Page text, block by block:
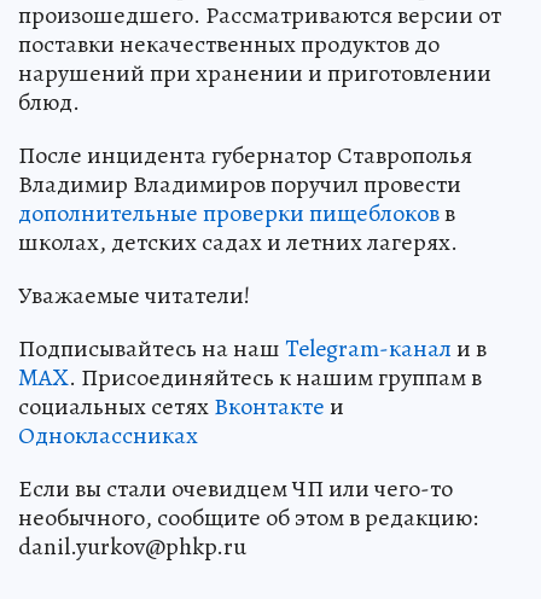
произошедшего. Рассматриваются версии от
поставки некачественных продуктов до
нарушений при хранении и приготовлении
блюд.
После инцидента губернатор Ставрополья
Владимир Владимиров поручил провести
дополнительные проверки пищеблоковв
школах, детских садах и летних лагерях.
Уважаемые читатели!
Подписывайтесь на нашTelegram-канали в
MAX. Присоединяйтесь к нашим группам в
социальных сетяхВконтактеи
Одноклассниках
Если вы стали очевидцем ЧП или чего-то
необычного, сообщите об этом в редакцию:
danil.yurkov@phkp.ru